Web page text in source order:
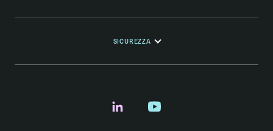
SICUREZZA